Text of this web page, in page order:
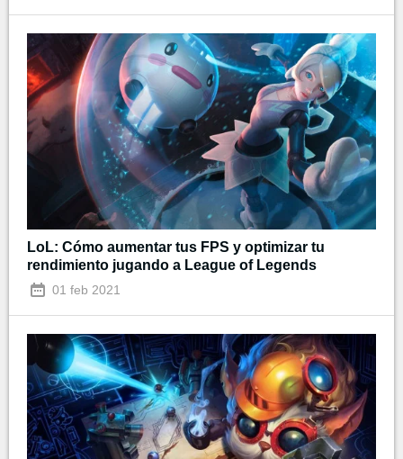
LoL: Cómo aumentar tus FPS y optimizar tu
rendimiento jugando a League of Legends
01 feb 2021